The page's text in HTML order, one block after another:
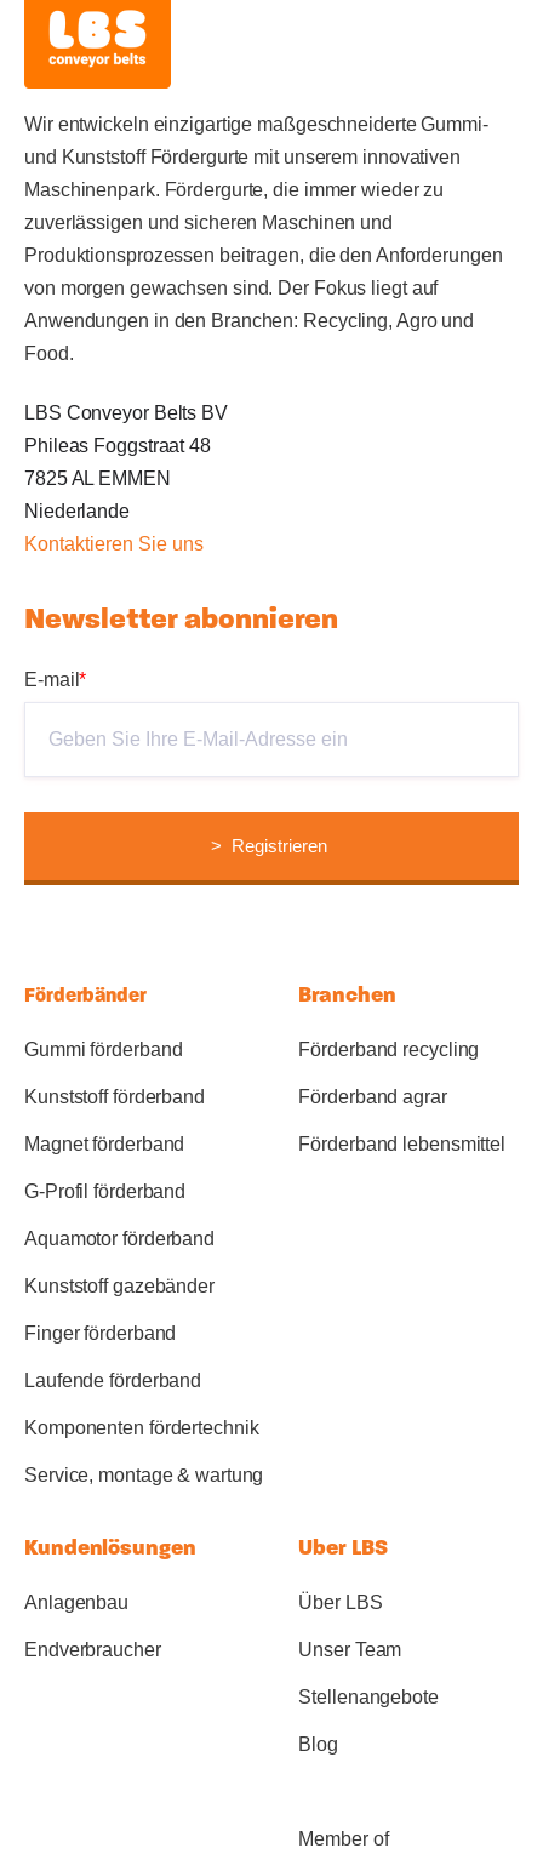
Wir entwickeln einzigartige maßgeschneiderte Gummi-
und Kunststoff Fördergurte mit unserem innovativen
Maschinenpark. Fördergurte, die immer wieder zu
zuverlässigen und sicheren Maschinen und
Produktionsprozessen beitragen, die den Anforderungen
von morgen gewachsen sind. Der Fokus liegt auf
Anwendungen in den Branchen: Recycling, Agro und
Food.
LBS Conveyor Belts BV
Phileas Foggstraat 48
7825 AL EMMEN
Niederlande
Kontaktieren Sie uns
Newsletter abonnieren
E-mail*
Förderbänder
Gummi förderband
Kunststoff förderband
Magnet förderband
G-Profil förderband
Aquamotor förderband
Kunststoff gazebänder
Finger förderband
Laufende förderband
Komponenten fördertechnik
Service, montage & wartung
Branchen
Förderband recycling
Förderband agrar
Förderband lebensmittel
Kundenlösungen
Anlagenbau
Endverbraucher
Uber LBS
Über LBS
Unser Team
Stellenangebote
Blog
Member of